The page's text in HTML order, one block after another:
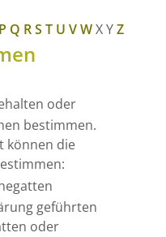
P Q RS T U VWXYZ
oder
bestimmen.
können die
geführten
oder